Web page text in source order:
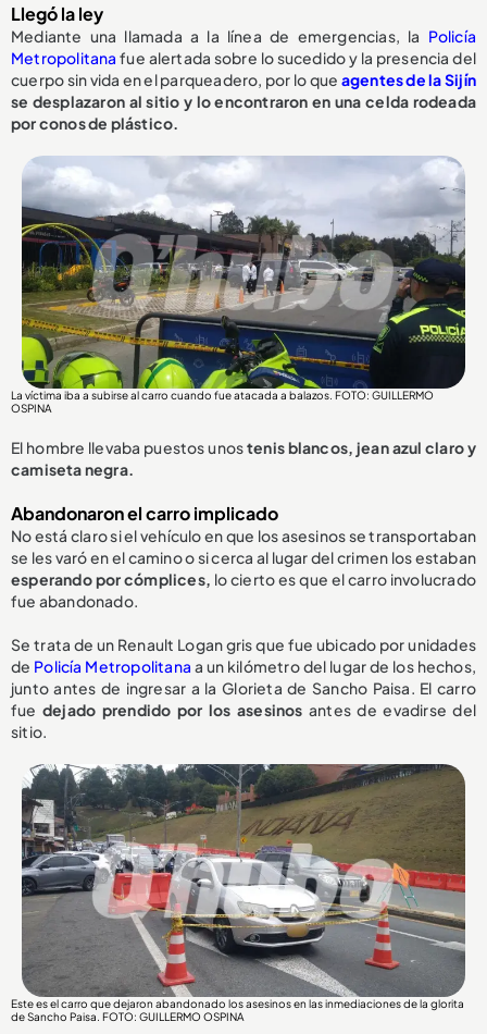
Llegó la ley
Mediante una llamada a la línea de emergencias, la Policía
Metropolitana fue alertada sobre lo sucedido y la presencia del
cuerpo sin vida en el parqueadero, por lo que agentes de la Sijín
se desplazaron al sitio y lo encontraron en una celda rodeada
por conos de plástico.
La víctima iba a subirse al carro cuando fue atacada a balazos. FOTO: GUILLERMO
OSPINA
El hombre llevaba puestos unostenis blancos, jean azul claro y
camiseta negra.
Abandonaron el carro implicado
No está claro si el vehículo en que los asesinos se transportaban
se les varó en el camino o si cerca al lugar del crimen los estaban
esperando por cómplices, lo cierto es que el carro involucrado
fue abandonado.
Se trata de un Renault Logan gris que fue ubicado por unidades
de Policía Metropolitana a un kilómetro del lugar de los hechos,
junto antes de ingresar a la Glorieta de Sancho Paisa. El carro
fuedejado prendido por los asesinos antes de evadirse del
sitio.
Este es el carro que dejaron abandonado los asesinos en las inmediaciones de la glorita
de Sancho Paisa. FOTO: GUILLERMO OSPINA